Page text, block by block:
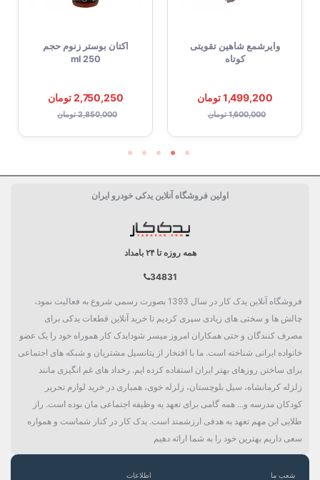
وایرشمع شاهین تقویتی
کوتاه
1,499,200 تومان
1,600,000 تومان
اکتان بوستر زنوم حجم
250 ml
2,750,250 تومان
2,850,000 تومان
اولین فروشگاه آنلاین یدکی خودرو ایران
همه روزه تا ۲۴ بامداد
34831
فروشگاه آنلاین یدک کار در سال 1393 بصورت رسمی شروع به فعالیت نمود،
چالش ها و سختی های زیادی سپری کردیم تا خرید آنلاین قطعات یدکی برای
مصرف کنندگان و حتی همکاران امروز میسر شود!یدک کار هموراه خود را یک عضو
خانواده ایرانی شناخته است. ما با افتخار از پتانسیل مشتریان و شبکه های اجتماعی
برای ساختن روزهای بهتر ایران استفاده کرده ایم. رخداد های غم انگیزی مانند
زلزله کرمانشاه، سیل بلوچستان، زلزله خوی، همیاری در خرید لوازم تحریر
کودکان مدرسه و... همه گامی برای تعهد به وظیفه اجتماعی مان بوده است. راز
طلایی این مهم تعهد به هدفی ارزشمند است. یدک کار در کنار شماست و همواره
سعی داریم بهترین خود را به شما ارائه دهیم
شعب ما اطلاعات